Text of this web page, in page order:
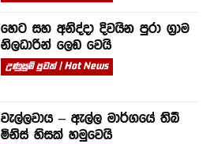
හෙට සහ අනිද්දා දිවයින පුරා ග්‍රාම
නිලධාරින් ලෙඩ වෙයි
උණුසුම් පුවත් | Hot News
වැල්ලවාය – ඇල්ල මාර්ගයේ තිබී
මිනිස් හිසක් හමුවෙයි